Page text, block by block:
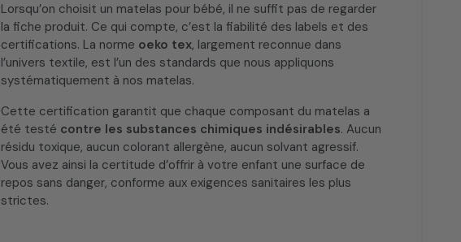
Lorsqu’on choisit un matelas pour bébé, il ne suffit pas de regarder
la fiche produit. Ce qui compte, c’est la fiabilité des labels et des
certifications. La norme oeko tex, largement reconnue dans
l’univers textile, est l’un des standards que nous appliquons
systématiquement à nos matelas.
Cette certification garantit que chaque composant du matelas a
été testé contre les substances chimiques indésirables. Aucun
résidu toxique, aucun colorant allergène, aucun solvant agressif.
Vous avez ainsi la certitude d’offrir à votre enfant une surface de
repos sans danger, conforme aux exigences sanitaires les plus
strictes.